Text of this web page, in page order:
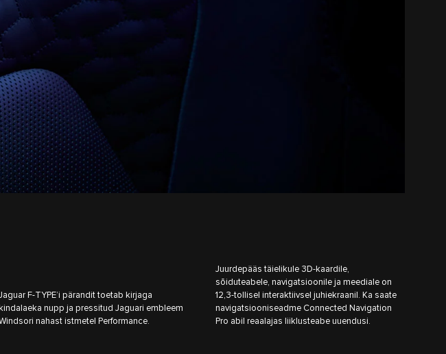
F-TYPE’i pärandit toetab kirjaga
nupp ja pressitud Jaguari embleem
nahast istmetel Performance.
Juurdepääs täielikule 3D-kaardile,
sõiduteabele, navigatsioonile ja meediale on
12,3-tollisel interaktiivsel juhiekraanil. Ka saate
navigatsiooniseadme Connected Navigation
Pro abil reaalajas liiklusteabe uuendusi.